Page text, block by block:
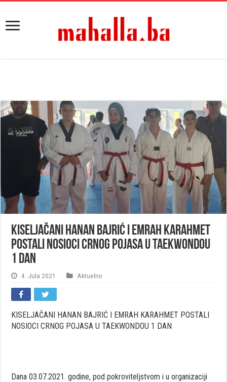
KISELJAČANI HANAN BAJRIĆ I EMRAH KARAHMET
POSTALI NOSIOCI CRNOG POJASA U TAEKWONDOU
1 DAN
4. Jula 2021. Aktuelno
KISELJAČANI HANAN BAJRIĆ I EMRAH KARAHMET POSTALI
NOSIOCI CRNOG POJASA U TAEKWONDOU 1 DAN
Dana 03.07.2021. godine, pod pokroviteljstvom i u organizaciji